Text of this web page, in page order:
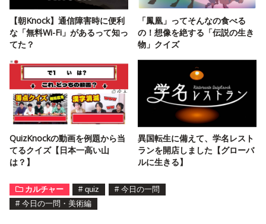
【朝Knock】通信障害時に便利
な「無料Wi-Fi」があるって知っ
てた？
「鳳凰」ってそんなの食べる
の！想像を絶する「伝説の生き
物」クイズ
QuizKnockの動画を例題から当
てるクイズ【日本一高い山
は？】
異国転生に備えて、学名レスト
ランを開店しました【グローバ
ルに生きる】
カルチャー # quiz # 今日の一問
# 今日の一問・美術編